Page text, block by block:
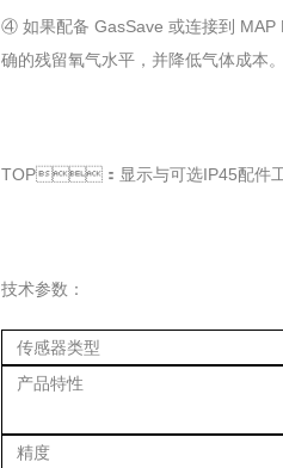
④ 如果配备 GasSave 或连接到 MAP
确的残留氧气水平，并降低气体成本。
TOP：显示与可选IP45配件
技术参数：
传感器类型
产品特性
精度